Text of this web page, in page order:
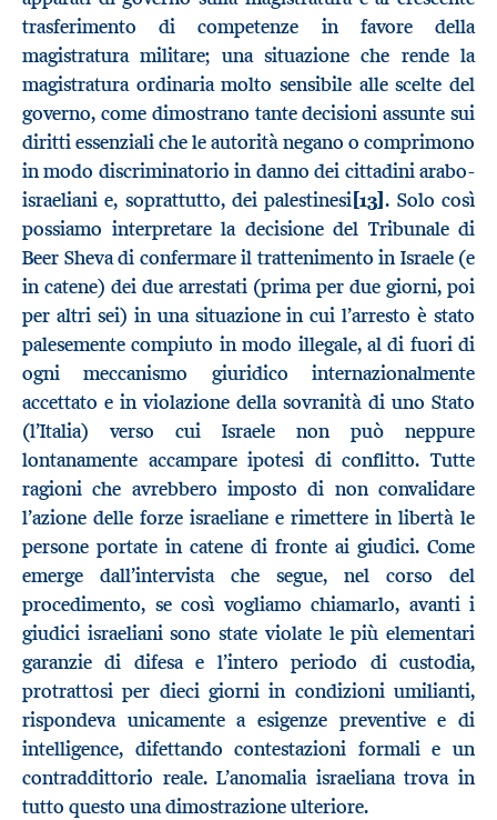
trasferimento di competenze in favore della
magistratura militare; una situazione che rende la
magistratura ordinaria molto sensibile alle scelte del
governo, come dimostrano tante decisioni assunte sui
diritti essenziali che le autorità negano o comprimono
in modo discriminatorio in danno dei cittadini arabo-
israeliani e, soprattutto, dei palestinesi[13]. Solo così
possiamo interpretare la decisione del Tribunale di
Beer Sheva di confermare il trattenimento in Israele (e
in catene) dei due arrestati (prima per due giorni, poi
per altri sei) in una situazione in cui l’arresto è stato
palesemente compiuto in modo illegale, al di fuori di
ogni meccanismo giuridico internazionalmente
accettato e in violazione della sovranità di uno Stato
(l’Italia) verso cui Israele non può neppure
lontanamente accampare ipotesi di conflitto. Tutte
ragioni che avrebbero imposto di non convalidare
l’azione delle forze israeliane e rimettere in libertà le
persone portate in catene di fronte ai giudici. Come
emerge dall’intervista che segue, nel corso del
procedimento, se così vogliamo chiamarlo, avanti i
giudici israeliani sono state violate le più elementari
garanzie di difesa e l’intero periodo di custodia,
protrattosi per dieci giorni in condizioni umilianti,
rispondeva unicamente a esigenze preventive e di
intelligence, difettando contestazioni formali e un
contraddittorio reale. L’anomalia israeliana trova in
tutto questo una dimostrazione ulteriore.